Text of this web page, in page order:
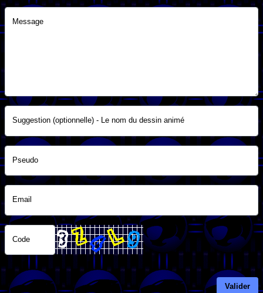
Message
Suggestion (optionnelle) - Le nom du dessin animé
Pseudo
Email
Code
Valider